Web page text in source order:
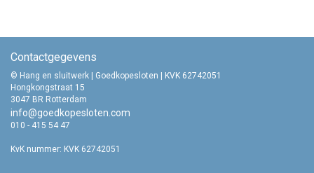
Contactgegevens
© Hang en sluitwerk | Goedkopesloten | KVK 62742051
Hongkongstraat 15
3047 BR Rotterdam
info@goedkopesloten.com
010 - 415 54 47
KvK nummer: KVK 62742051